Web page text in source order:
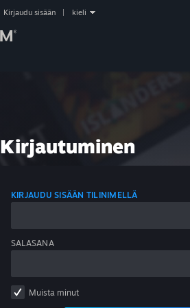
Kirjaudu sisään kieli
Kirjautuminen
KIRJAUDU SISÄÄN TILINIMELLÄ
SALASANA
Muista minut